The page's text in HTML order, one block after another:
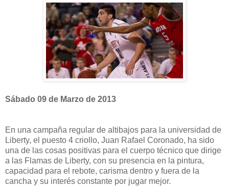
Sábado 09 de Marzo de 2013
En una campaña regular de altibajos para la universidad de
Liberty, el puesto 4 criollo, Juan Rafael Coronado, ha sido
una de las cosas positivas para el cuerpo técnico que dirige
a las Flamas de Liberty, con su presencia en la pintura,
capacidad para el rebote, carisma dentro y fuera de la
cancha y su interés constante por jugar mejor.